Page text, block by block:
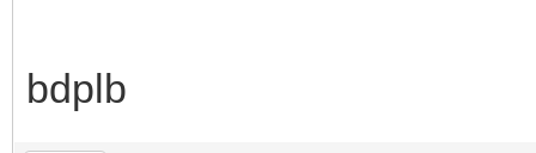
bdplb